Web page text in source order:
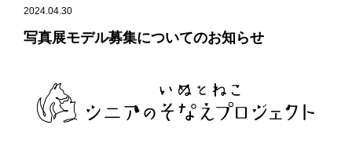
2024.04.30
写真展モデル募集についてのお知らせ